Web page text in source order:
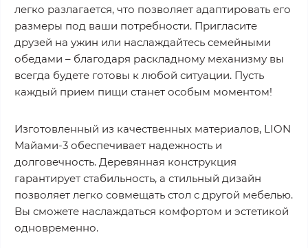
легко разлагается, что позволяет адаптировать его
размеры под ваши потребности. Пригласите
друзей на ужин или наслаждайтесь семейными
обедами – благодаря раскладному механизму вы
всегда будете готовы к любой ситуации. Пусть
каждый прием пищи станет особым моментом!
Изготовленный из качественных материалов, LION
Майами-3 обеспечивает надежность и
долговечность. Деревянная конструкция
гарантирует стабильность, а стильный дизайн
позволяет легко совмещать стол с другой мебелью.
Вы сможете наслаждаться комфортом и эстетикой
одновременно.